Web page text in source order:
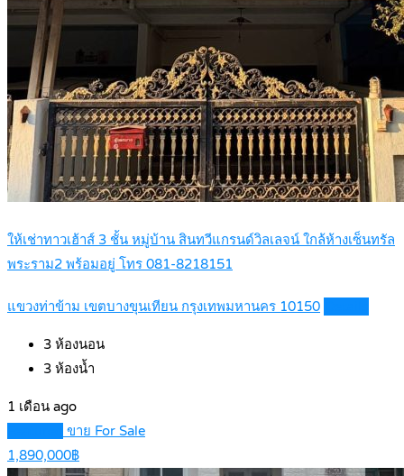
ให้เช่าทาวเฮ้าส์ 3 ชั้น หมู่บ้าน สินทวีแกรนด์วิลเลจน์ ใกล้ห้างเซ็นทรัล
พระราม2 พร้อมอยู่ โทร 081-8218151
แขวงท่าข้าม เขตบางขุนเทียน กรุงเทพมหานคร 10150
3 ห้องนอน
3 ห้องน้ำ
1 เดือน ago
ขาย For Sale
1,890,000฿